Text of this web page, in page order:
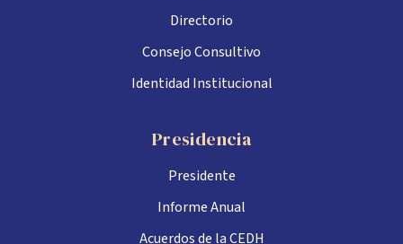
Directorio
Consejo Consultivo
Identidad Institucional
Presidencia
Presidente
Informe Anual
Acuerdos de la CEDH